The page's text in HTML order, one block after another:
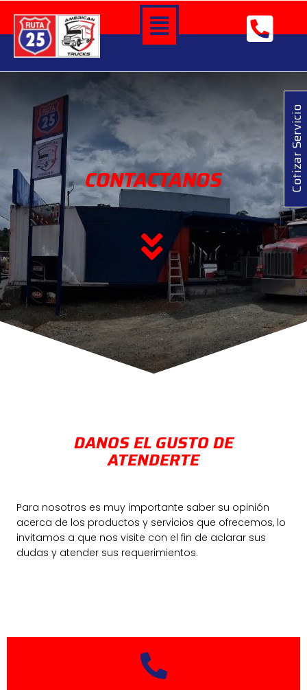
CONTACTANOS
ACCESORIOS
DANOS EL GUSTO DE
ATENDERTE
Para nosotros es muy importante saber su opinión
acerca de los productos y servicios que ofrecemos, lo
invitamos a que nos visite con el fin de aclarar sus
dudas y atender sus requerimientos.
Cotizar Servicio